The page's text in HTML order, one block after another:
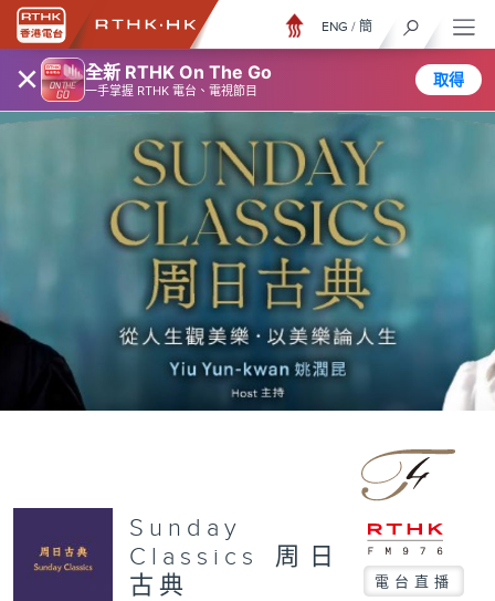
× 全新 RTHK On The Go
一手掌握 RTHK 電台、電視節目
取得
ENG / 簡
Sunday
Classics 周日
古典
電台直播